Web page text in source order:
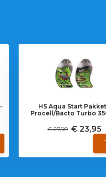
HS Aqua Start
Procell/Bacto Turbo
€ 27,90 € 23,95